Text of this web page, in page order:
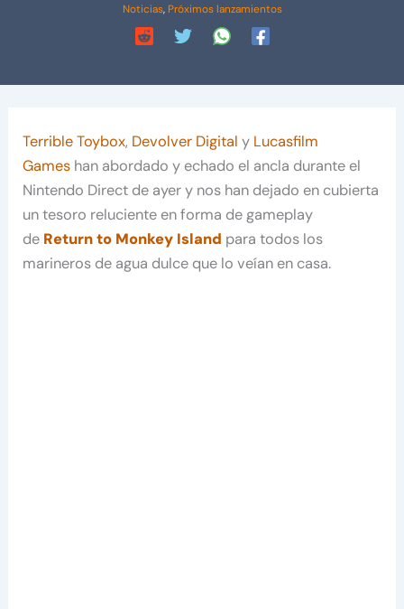
Noticias, Próximos lanzamientos
Terrible Toybox, Devolver Digital y Lucasfilm
Games han abordado y echado el ancla durante el
Nintendo Direct de ayer y nos han dejado en cubierta
un tesoro reluciente en forma de gameplay
de Return to Monkey Island para todos los
marineros de agua dulce que lo veían en casa.